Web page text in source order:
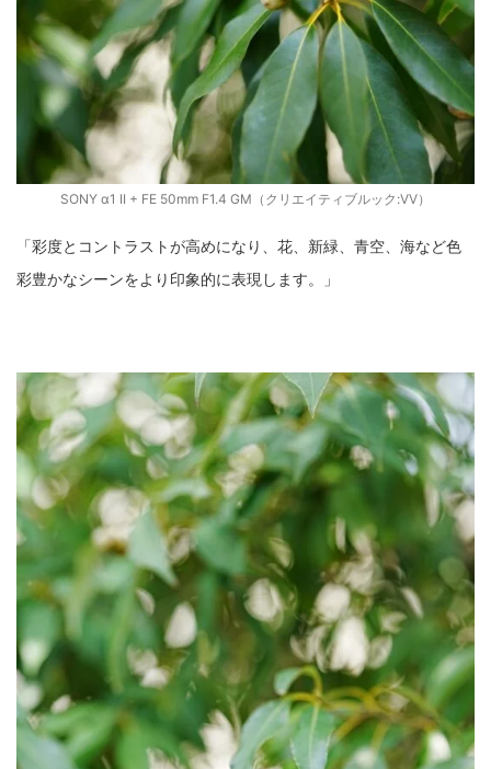
SONY α1 II + FE 50mm F1.4 GM（クリエイティブルック:VV）
「彩度とコントラストが高めになり、花、新緑、青空、海など色
彩豊かなシーンをより印象的に表現します。」